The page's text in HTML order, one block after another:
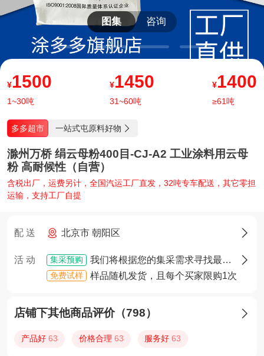
图集 咨询
¥1500
1~30吨
¥1450
31~60吨
¥1400
≥61吨
多多超市 一站式屯原料好物 
滁州万桥 绢云母粉400目-CJ-A2 工业涂料用云母
粉 高耐候性（自营）
含税出厂，运费另计，全国汽运工厂直发，32吨专车配送，其它零担
运输，支持工厂自提
配 送 北京市 朝阳区 
活 动 集采预购 我们将根据您的集采需求寻找最佳货源，确定货源后您将享有优先采购权
免费试样 样品随机发货，且每个买家限购1次

店铺下其他商品评价（798） 
产品好 63 价格合理 63 服务好63